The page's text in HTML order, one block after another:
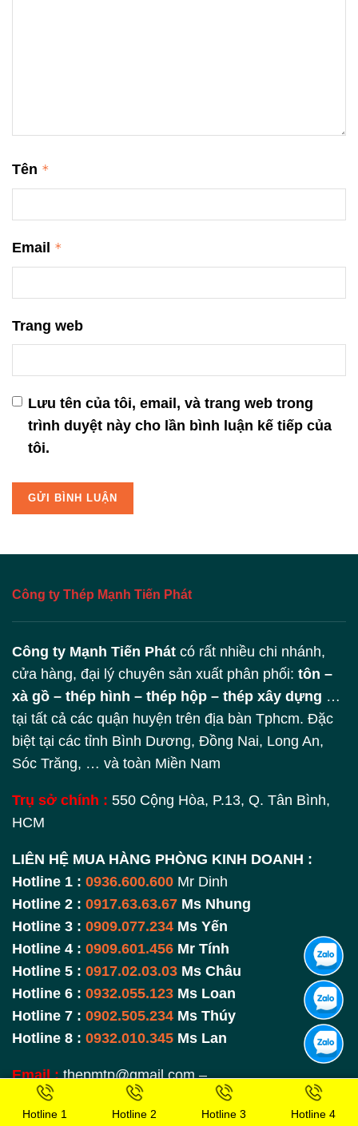
Tên *
Email *
Trang web
Lưu tên của tôi, email, và trang web trong
trình duyệt này cho lần bình luận kế tiếp của
tôi.
Công ty Thép Mạnh Tiến Phát
Công ty Mạnh Tiến Phát có rất nhiều chi nhánh,
cửa hàng, đại lý chuyên sản xuất phân phối: tôn –
xà gồ – thép hình – thép hộp – thép xây dựng …
tại tất cả các quận huyện trên địa bàn Tphcm. Đặc
biệt tại các tỉnh Bình Dương, Đồng Nai, Long An,
Sóc Trăng, … và toàn Miền Nam
Trụ sở chính : 550 Cộng Hòa, P.13, Q. Tân Bình,
HCM
LIÊN HỆ MUA HÀNG PHÒNG KINH DOANH :
Hotline 1 : 0936.600.600 Mr Dinh
Hotline 2 : 0917.63.63.67 Ms Nhung
Hotline 3 : 0909.077.234 Ms Yến
Hotline 4 : 0909.601.456 Mr Tính
Hotline 5 : 0917.02.03.03 Ms Châu
Hotline 6 : 0932.055.123 Ms Loan
Hotline 7 : 0902.505.234 Ms Thúy
Hotline 8 : 0932.010.345 Ms Lan
Email :thepmtp@gmail.com –
satmanhtienphat@gmail.com
Hotline 1 Hotline 2 Hotline 3 Hotline 4